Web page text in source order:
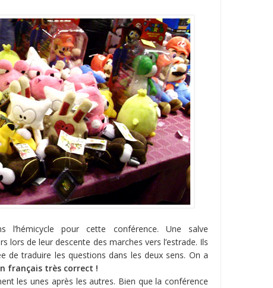
pour cette conférence. Une salve
lors de leur descente des marches vers l’estrade. Ils
de traduire les questions dans les deux sens. On a
français très correct !
les unes après les autres. Bien que la conférence